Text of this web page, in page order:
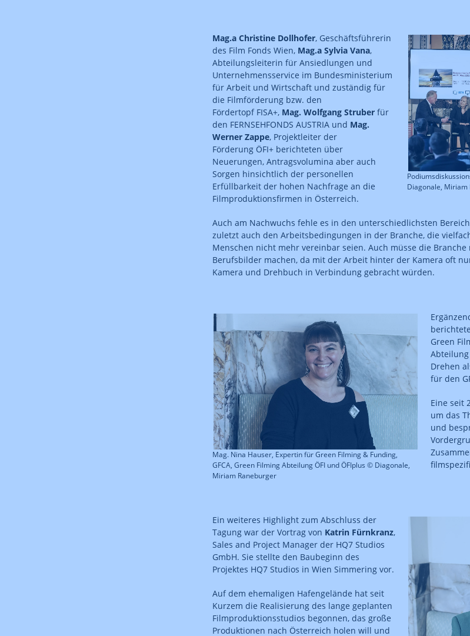
Diagonale, Miriam
Mag.a Christine Dollhofer, Geschäftsführerin
des Film Fonds Wien, Mag.a Sylvia Vana,
Abteilungsleiterin für Ansiedlungen und
Unternehmensservice im Bundesministerium
für Arbeit und Wirtschaft und zuständig für
die Filmförderung bzw. den
Fördertopf FISA+, Mag. Wolfgang Struber für
den FERNSEHFONDS AUSTRIA und Mag.
Werner Zappe, Projektleiter der
Förderung ÖFI+ berichteten über
Neuerungen, Antragsvolumina aber auch
Sorgen hinsichtlich der personellen
Erfüllbarkeit der hohen Nachfrage an die
Filmproduktionsfirmen in Österreich.
Auch am Nachwuchs fehle es in den unterschiedlichsten
zuletzt auch den Arbeitsbedingungen in der Branche, die
Menschen nicht mehr vereinbar seien. Auch müsse die
Berufsbilder machen, da mit der Arbeit hinter der Kamera oft
Kamera und Drehbuch in Verbindung gebracht würden.
Mag. Nina Hauser, Expertin für Green Filming & Funding,
GFCA, Green Filming Abteilung ÖFI und ÖFIplus © Diagonale,
Miriam Raneburger
berichtete
Green
Abteilung
Drehen
für den
Eine seit
um das
und
Ein weiteres Highlight zum Abschluss der
Tagung war der Vortrag von Katrin Fürnkranz,
Sales and Project Manager der HQ7 Studios
GmbH. Sie stellte den Baubeginn des
Projektes HQ7 Studios in Wien Simmering vor.
Auf dem ehemaligen Hafengelände hat seit
Kurzem die Realisierung des lange geplanten
Filmproduktionsstudios begonnen, das große
Produktionen nach Österreich holen will und